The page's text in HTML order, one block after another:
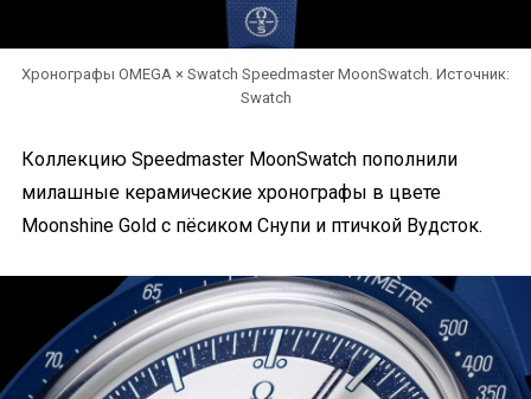
Хронографы OMEGA × Swatch Speedmaster MoonSwatch. Источник:
Swatch
Коллекцию Speedmaster MoonSwatch пополнили
милашные керамические хронографы в цвете
Moonshine Gold с пёсиком Снупи и птичкой Вудсток.